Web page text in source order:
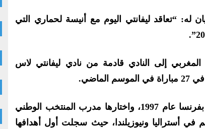
له: “تعاقد ليفانتي اليوم مع أنيسة لحماري التي
إلى النادي قادمة من نادي ليفانتي لاس
ولدت أنيسة لحمري في سان كلو بفرنسا عام 1997، واختارها مدرب المنتخب الوطني
أستراليا ونيوزيلندا، حيث سجلت أول أهدافها